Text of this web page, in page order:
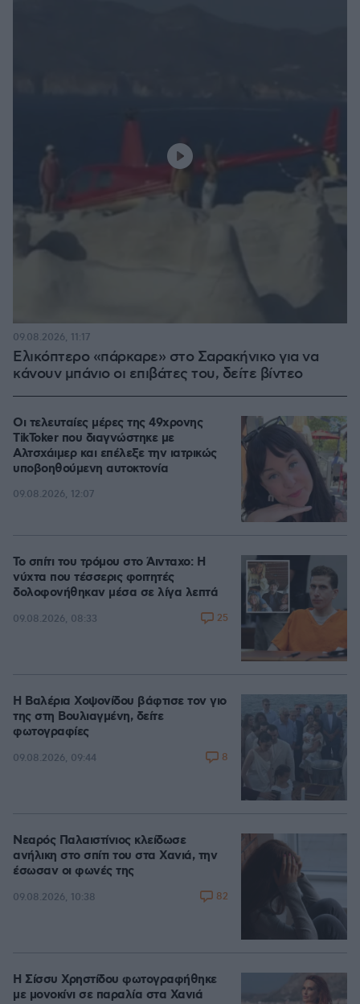
Ελικόπτερο «πάρκαρε» στο Σαρακήνικο για να
κάνουν μπάνιο οι επιβάτες του, δείτε βίντεο
09.08.2026, 11:17
Οι τελευταίες μέρες της 49χρονης
TikToker που διαγνώστηκε με
Αλτσχάιμερ και επέλεξε την ιατρικώς
υποβοηθούμενη αυτοκτονία
09.08.2026, 12:07
Το σπίτι του τρόμου στο Άινταχο: Η
νύχτα που τέσσερις φοιτητές
δολοφονήθηκαν μέσα σε λίγα λεπτά
09.08.2026, 08:33 25
Η Βαλέρια Χοψονίδου βάφτισε τον γιο
της στη Βουλιαγμένη, δείτε
φωτογραφίες
09.08.2026, 09:44 8
Νεαρός Παλαιστίνιος κλείδωσε
ανήλικη στο σπίτι του στα Χανιά, την
έσωσαν οι φωνές της
09.08.2026, 10:38 82
Η Σίσσυ Χρηστίδου φωτογραφήθηκε
με μονοκίνι σε παραλία στα Χανιά